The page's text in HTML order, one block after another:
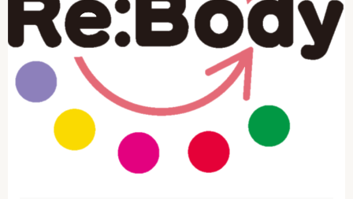
プロフィール
アクセス
お問い合わせ